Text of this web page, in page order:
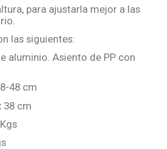
para ajustarla mejor a las
las siguientes:
aluminio. Asiento de PP con
48 cm
38 cm